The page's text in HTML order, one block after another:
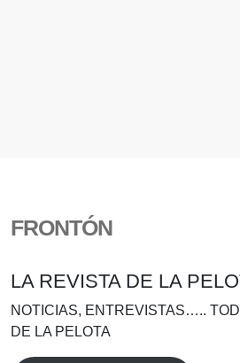
FRONTÓN
LA REVISTA DE LA
NOTICIAS, ENTREVISTAS…..
DE LA PELOTA